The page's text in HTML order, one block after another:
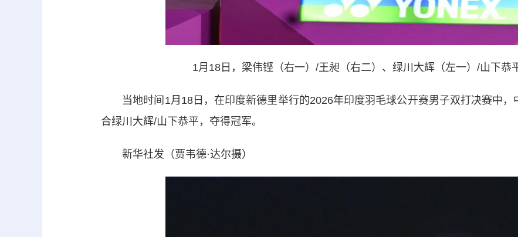
1月18日，梁伟铿（右一）/王昶（右二）、绿川大辉（左一）/山下恭
当地时间1月18日，在印度新德里举行的2026年印度羽毛球公开赛男子双打决赛中，
合绿川大辉/山下恭平，夺得冠军。
新华社发（贾韦德·达尔摄）